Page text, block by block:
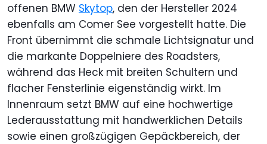
offenen BMW Skytop, den der Hersteller 2024
ebenfalls am Comer See vorgestellt hatte. Die
Front übernimmt die schmale Lichtsignatur und
die markante Doppelniere des Roadsters,
während das Heck mit breiten Schultern und
flacher Fensterlinie eigenständig wirkt. Im
Innenraum setzt BMW auf eine hochwertige
Lederausstattung mit handwerklichen Details
sowie einen großzügigen Gepäckbereich, der